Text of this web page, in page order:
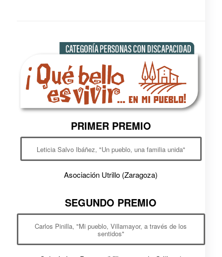
PRIMER PREMIO
Leticia Salvo Ibáñez, "Un pueblo, una familia unida"
Asociación Utrillo (Zaragoza)
SEGUNDO PREMIO
Carlos Pinilla, "Mi pueblo, Villamayor, a través de los
sentidos"